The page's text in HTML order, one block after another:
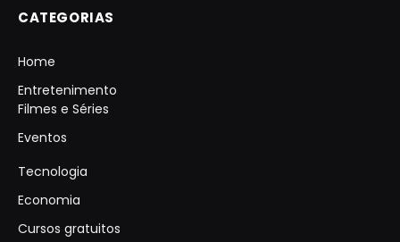
CATEGORIAS
Home
Entretenimento
Filmes e Séries
Eventos
Tecnologia
Economia
Cursos gratuitos